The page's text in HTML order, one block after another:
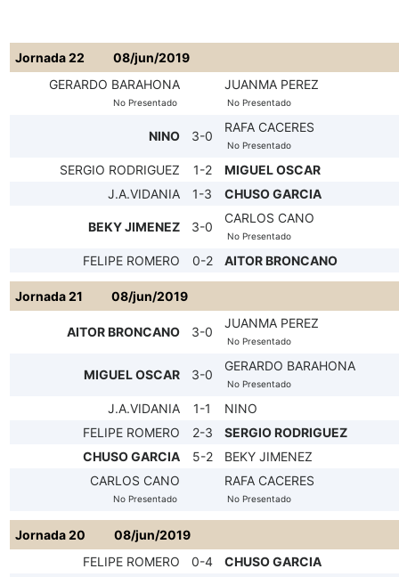
Jornada 22
08/jun/2019
GERARDO BARAHONA
No Presentado
JUANMA PEREZ
No Presentado
NINO 3-0
RAFA CACERES
No Presentado
SERGIO RODRIGUEZ 1-2
MIGUEL OSCAR
J.A.VIDANIA
1-3 CHUSO GARCIA
BEKY JIMENEZ 3-0
CARLOS CANO
No Presentado
FELIPE ROMERO 0-2 AITOR BRONCANO
Jornada 21 08/jun/2019
AITOR BRONCANO 3-0
JUANMA PEREZ
No Presentado
MIGUEL OSCAR 3-0
GERARDO BARAHONA
No Presentado
J.A.VIDANIA 1-1
NINO
FELIPE ROMERO
2-3
SERGIO RODRIGUEZ
CHUSO GARCIA
5-2
BEKY JIMENEZ
CARLOS CANO
No Presentado
RAFA CACERES
No Presentado
Jornada 20
08/jun/2019
FELIPE ROMERO
0-4
CHUSO GARCIA